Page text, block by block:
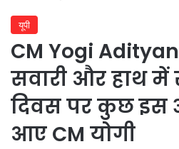
यूपी
CM Yogi
सवारी और हाथ
दिवस पर कुछ इस
आए CM योगी